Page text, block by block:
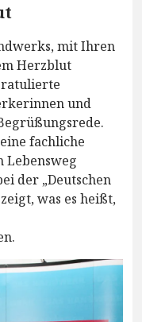
mit Ihren
Herzblut
und
fachliche
der „Deutschen
was es heißt,